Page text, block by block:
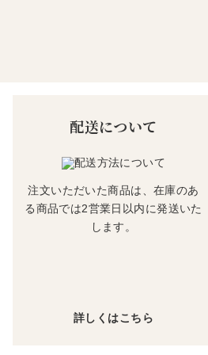
配送について
注文いただいた商品は、在庫のあ
る商品では2営業日以内に発送いた
します。
詳しくはこちら